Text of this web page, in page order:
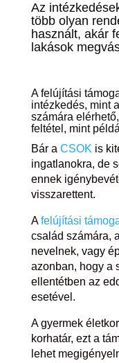
Az
több olyan
használt, akár
lakások
A felújítási
intézkedés, mint
számára
feltétel, mint
Bár a CSOKis
ingatlanokra, de
ennek
visszarettent.
Afelújítási
család számára,
nevelnek, vagy
azonban, hogy a
ellentétben az
esetével.
A gyermek
korhatár, ezt a
lehet